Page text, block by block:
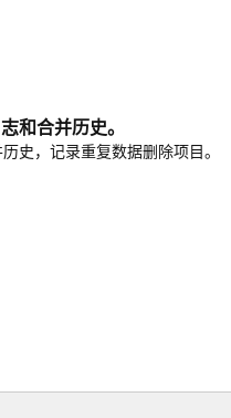
和合并历史。
史，记录重复数据删除项目。